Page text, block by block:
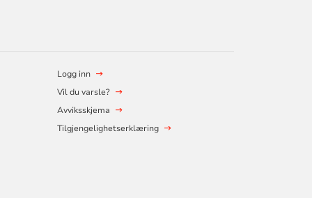
Logg inn
Vil du varsle?
Avviksskjema
Tilgjengelighetserklæring